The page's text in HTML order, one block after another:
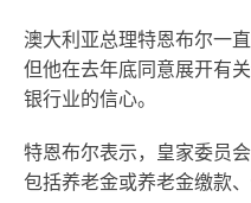
澳大利亚总理特恩布尔一
但他在去年底同意展开有
银行业的信心。
特恩布尔表示，皇家委员
包括养老金或养老金缴款